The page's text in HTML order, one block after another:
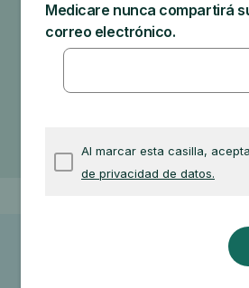
Otro seguro que tenga
Cuánto cobre su médico
El tipo de instalación
servicio